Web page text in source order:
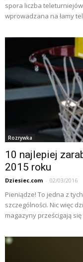
spora liczba
wprowadzana na łamy
Rozrywka
10 najlepiej
2015 roku
Dziesiec.com - 02/03/2016
Pieniądze! To jedna z
szczególności. Nic więc
magazyny prześcigają